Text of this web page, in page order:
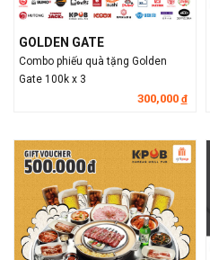
GOLDEN GATE
Combo phiếu quà tặng Golden
Gate 100k x 3
300,000 đ